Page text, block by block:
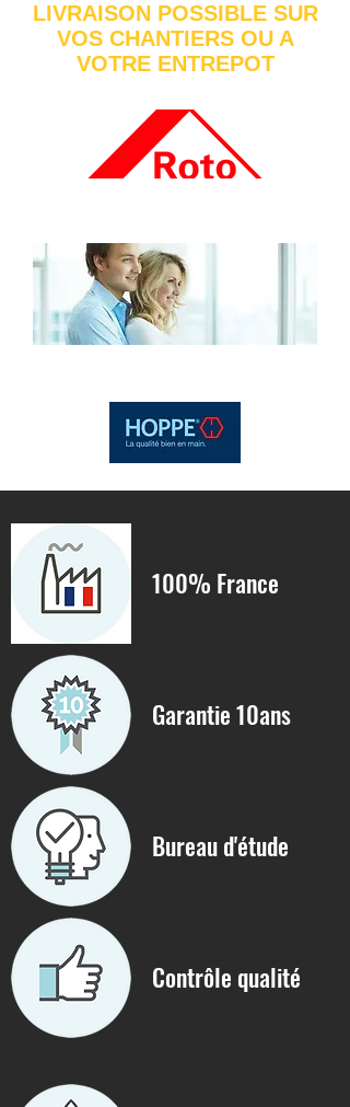
LIVRAISON POSSIBLE SUR
VOS CHANTIERS OU A
VOTRE ENTREPOT
100% France
Garantie 10ans
Bureau d'étude
Contrôle qualité